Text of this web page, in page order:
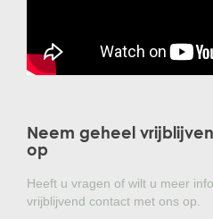
Neem geheel
op
Heeft u vragen of wilt u meer
vrijblijvend contact met ons op.